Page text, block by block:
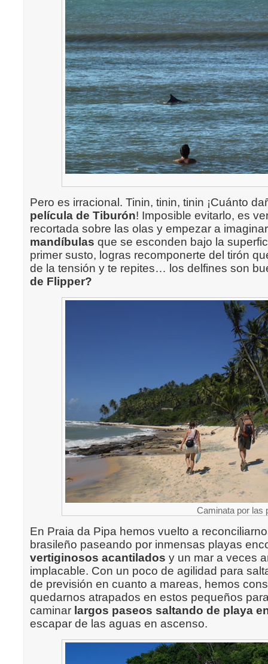
Pero es irracional. Tinin, tinin, tinin ¡Cuánto
película de Tiburón! Imposible evitarlo, es
recortada sobre las olas y empezar a
mandíbulas que se esconden bajo la
primer susto, logras recomponerte del tirón
de la tensión y te repites… los delfines son
de Flipper?
Caminata por las
En Praia da Pipa hemos vuelto a
brasileño paseando por inmensas playas
vertiginosos acantilados y un mar a veces
implacable. Con un poco de agilidad para
de previsión en cuanto a mareas, hemos
quedarnos atrapados en estos pequeños
caminar largos paseos saltando de playa
escapar de las aguas en ascenso.